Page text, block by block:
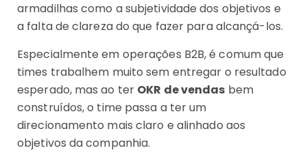
armadilhas como a subjetividade dos objetivos e
a falta de clareza do que fazer para alcançá-los.
Especialmente em operações B2B, é comum que
times trabalhem muito sem entregar o resultado
esperado, mas ao ter OKR de vendas bem
construídos, o time passa a ter um
direcionamento mais claro e alinhado aos
objetivos da companhia.